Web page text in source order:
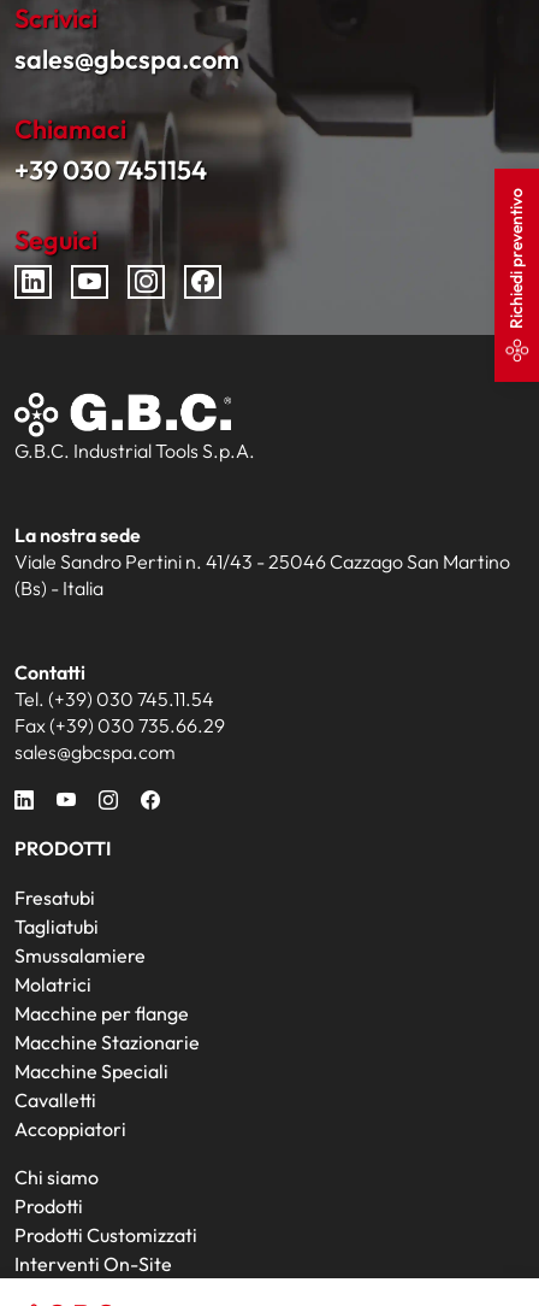
Richiedi preventivo
Scrivici
sales@gbcspa.com
Chiamaci
+39 030 7451154
Seguici
G.B.C. Industrial Tools S.p.A.
La nostra sede
Viale Sandro Pertini n. 41/43 - 25046 Cazzago San Martino
(Bs) - Italia
Contatti
Tel. (+39) 030 745.11.54
Fax (+39) 030 735.66.29
sales@gbcspa.com
PRODOTTI
Fresatubi
Tagliatubi
Smussalamiere
Molatrici
Macchine per flange
Macchine Stazionarie
Macchine Speciali
Cavalletti
Accoppiatori
Chi siamo
Prodotti
Prodotti Customizzati
Interventi On-Site